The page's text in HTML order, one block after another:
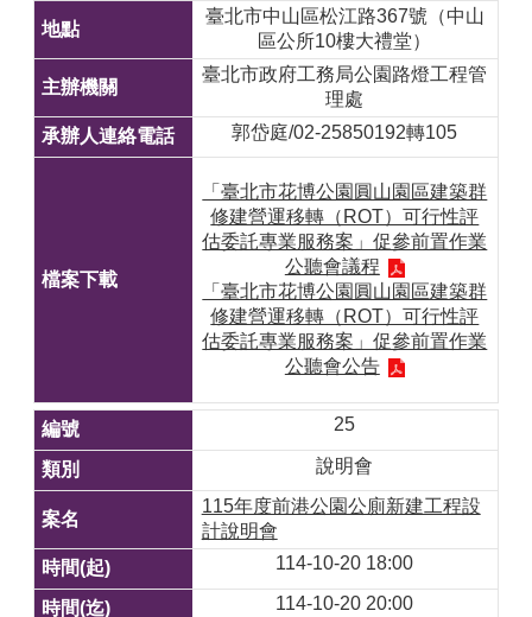
臺北市中山區松江路367號（中山
區公所10樓大禮堂）
臺北市政府工務局公園路燈工程管
理處
郭岱庭/02-25850192轉105
「臺北市花博公園圓山園區建築群
修建營運移轉（ROT）可行性評
估委託專業服務案」促參前置作業
公聽會議程
「臺北市花博公園圓山園區建築群
修建營運移轉（ROT）可行性評
估委託專業服務案」促參前置作業
公聽會公告
25
說明會
115年度前港公園公廁新建工程設
計說明會
114-10-20 18:00
114-10-20 20:00